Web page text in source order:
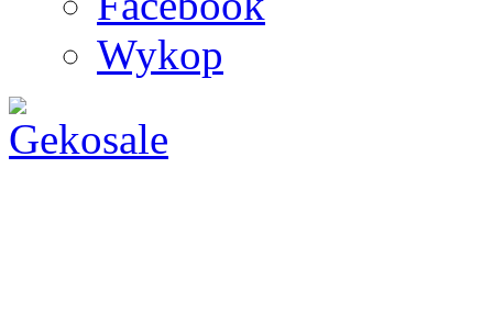
Wykop